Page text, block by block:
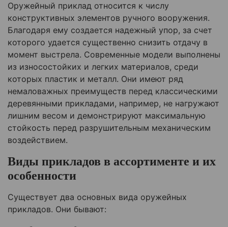
Оружейный приклад относится к числу
конструктивных элементов ручного вооружения.
Благодаря ему создается надежный упор, за счет
которого удается существенно снизить отдачу в
момент выстрела. Современные модели выполнены
из износостойких и легких материалов, среди
которых пластик и металл. Они имеют ряд
немаловажных преимуществ перед классическими
деревянными прикладами, например, не нагружают
лишним весом и демонстрируют максимальную
стойкость перед разрушительным механическим
воздействием.
Виды прикладов в ассортименте и их
особенности
Существует два основных вида оружейных
прикладов. Они бывают: